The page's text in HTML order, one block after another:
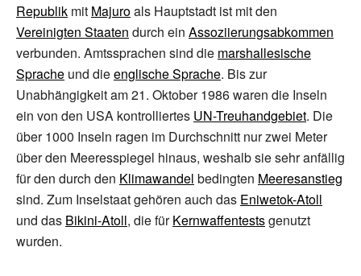
Republik mit Majuroals Hauptstadt ist mit den
Vereinigten Staaten durch ein Assoziierungsabkommen
verbunden. Amtssprachen sind die marshallesische
Sprache und dieenglische Sprache. Bis zur
Unabhängigkeit am 21. Oktober 1986 waren die Inseln
ein von den USA kontrolliertes UN-Treuhandgebiet. Die
über 1000 Inseln ragen im Durchschnitt nur zwei Meter
über den Meeresspiegel hinaus, weshalb sie sehr anfällig
für den durch den Klimawandel bedingten Meeresanstieg
sind. Zum Inselstaat gehören auch das Eniwetok-Atoll
und das Bikini-Atoll, die fürKernwaffentestsgenutzt
wurden.